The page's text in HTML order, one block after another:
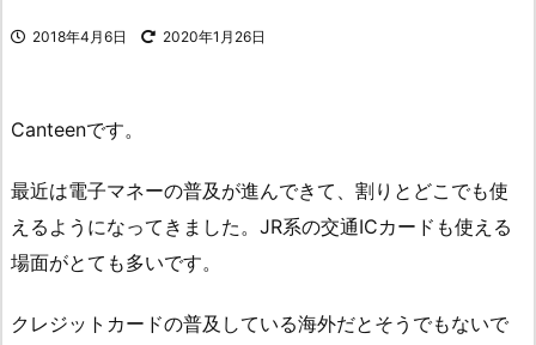
2018年4月6日 2020年1月26日
Canteenです。
最近は電子マネーの普及が進んできて、割りとどこでも使
えるようになってきました。JR系の交通ICカードも使える
場面がとても多いです。
クレジットカードの普及している海外だとそうでもないで